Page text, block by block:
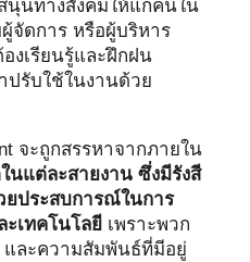
นุนทางสังคมให้แก่คนใน
จัดการ หรือผู้บริหาร
งเรียนรู้และฝึกฝน
ปรับใช้ในงานด้วย
จะถูกสรรหาจากภายใน
นแต่ละสายงาน ซึ่งมีรังสี
ประสบการณ์ในการ
เทคโนโลยี เพราะพวก
และความสัมพันธ์ที่มีอยู่